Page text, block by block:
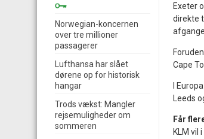
Exeter
direkte
Cape
I
Leeds
Får
KLM
Norwegian-koncernen
over tre millioner
passagerer
Lufthansa har slået
dørene op for historisk
hangar
Trods vækst: Mangler
rejsemuligheder om
sommeren